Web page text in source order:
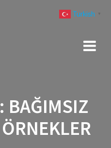
BAĞIMSIZ
Turkish ▼